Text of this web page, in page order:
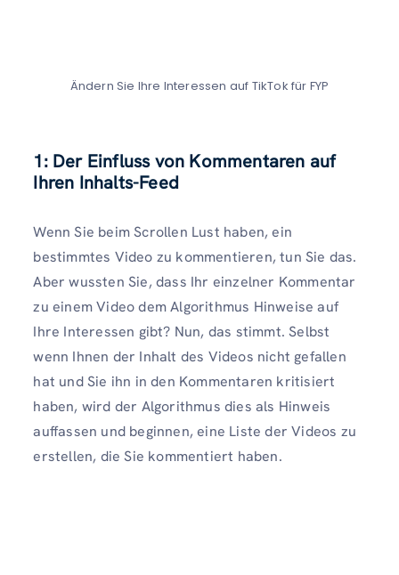
Ändern Sie Ihre Interessen auf TikTok für FYP
1: Der Einfluss von Kommentaren auf
Ihren Inhalts-Feed
Wenn Sie beim Scrollen Lust haben, ein
bestimmtes Video zu kommentieren, tun Sie das.
Aber wussten Sie, dass Ihr einzelner Kommentar
zu einem Video dem Algorithmus Hinweise auf
Ihre Interessen gibt? Nun, das stimmt. Selbst
wenn Ihnen der Inhalt des Videos nicht gefallen
hat und Sie ihn in den Kommentaren kritisiert
haben, wird der Algorithmus dies als Hinweis
auffassen und beginnen, eine Liste der Videos zu
erstellen, die Sie kommentiert haben.